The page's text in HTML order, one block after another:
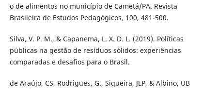
o de alimentos no município de Cametá/PA. Revista
Brasileira de Estudos Pedagógicos, 100, 481-500.
Silva, V. P. M., & Capanema, L. X. D. L. (2019). Políticas
públicas na gestão de resíduos sólidos: experiências
comparadas e desafios para o Brasil.
de Araújo, CS, Rodrigues, G., Siqueira, JLP, & Albino, UB